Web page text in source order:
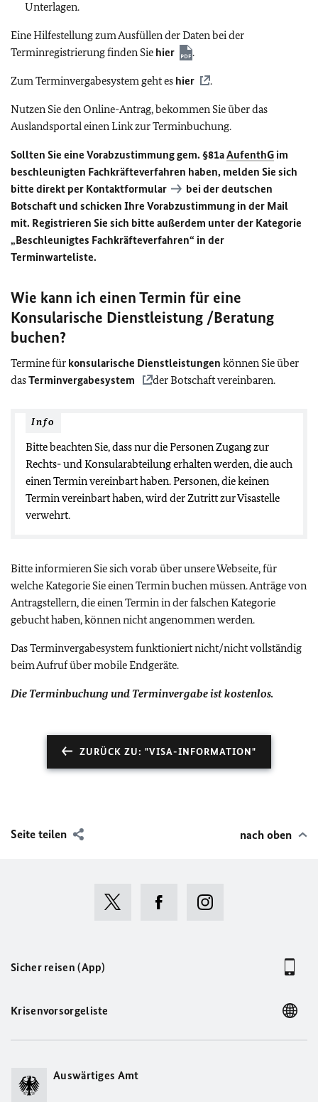
Unterlagen.
Eine Hilfestellung zum Ausfüllen der Daten bei der
Terminregistrierung finden Sie hier .
Zum Terminvergabesystem geht es hier .
Nutzen Sie den Online-Antrag, bekommen Sie über das
Auslandsportal einen Link zur Terminbuchung.
Sollten Sie eine Vorabzustimmung gem. §81aAufenthG im
beschleunigten Fachkräfteverfahren haben, melden Sie sich
bitte direkt per Kontaktformular
bei der deutschen
Botschaft und schicken Ihre Vorabzustimmung in der Mail
mit. Registrieren Sie sich bitte außerdem unter der Kategorie
„Beschleunigtes Fachkräfteverfahren“ in der
Terminwarteliste.
Wie kann ich einen Termin für eine
Konsularische Dienstleistung /Beratung
buchen?
Termine für konsularische Dienstleistungen können Sie über
dasTerminvergabesystem der Botschaft vereinbaren.
Info
Bitte beachten Sie, dass nur die Personen Zugang zur
Rechts- und Konsularabteilung erhalten werden, die auch
einen Termin vereinbart haben. Personen, die keinen
Termin vereinbart haben, wird der Zutritt zur Visastelle
verwehrt.
Bitte informieren Sie sich vorab über unsere Webseite, für
welche Kategorie Sie einen Termin buchen müssen. Anträge von
Antragstellern, die einen Termin in der falschen Kategorie
gebucht haben, können nicht angenommen werden.
Das Terminvergabesystem funktioniert nicht/nicht vollständig
beim Aufruf über mobile Endgeräte.
Die Terminbuchung und Terminvergabe ist kostenlos.
ZURÜCK ZU: "VISA-INFORMATION"
Seite teilen nach oben
Sicher reisen (App)
Krisenvorsorgeliste
Auswärtiges Amt